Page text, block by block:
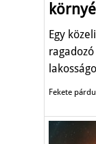
Egy
Fekete